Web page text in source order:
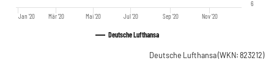
Deutsche Lufthansa
Jan '20 Mär '20 Mai '20 Jul '20 Sep '20 Nov '20
6
Deutsche Lufthansa(WKN: 823212)